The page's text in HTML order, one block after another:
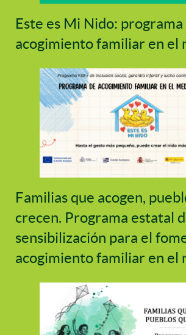
Este es Mi Nido: programa
acogimiento familiar en el
Familias que acogen,
crecen. Programa estatal
sensibilización para el
acogimiento familiar en el